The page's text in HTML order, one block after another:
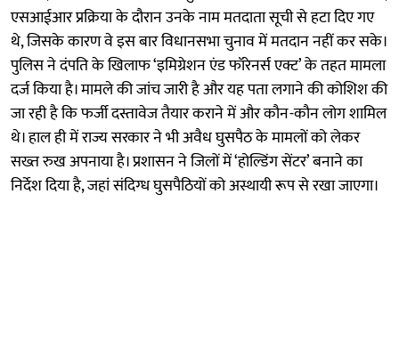
एसआईआर प्रक्रिया के दौरान उनके नाम मतदाता सूची से हटा दिए गए
थे, जिसके कारण वे इस बार विधानसभा चुनाव में मतदान नहीं कर सके।
पुलिस ने दंपति के खिलाफ ‘इमिग्रेशन एंड फॉरेनर्स एक्ट’ के तहत मामला
दर्ज किया है। मामले की जांच जारी है और यह पता लगाने की कोशिश की
जा रही है कि फर्जी दस्तावेज तैयार कराने में और कौन-कौन लोग शामिल
थे। हाल ही में राज्य सरकार ने भी अवैध घुसपैठ के मामलों को लेकर
सख्त रुख अपनाया है। प्रशासन ने जिलों में ‘होल्डिंग सेंटर’ बनाने का
निर्देश दिया है, जहां संदिग्ध घुसपैठियों को अस्थायी रूप से रखा जाएगा।